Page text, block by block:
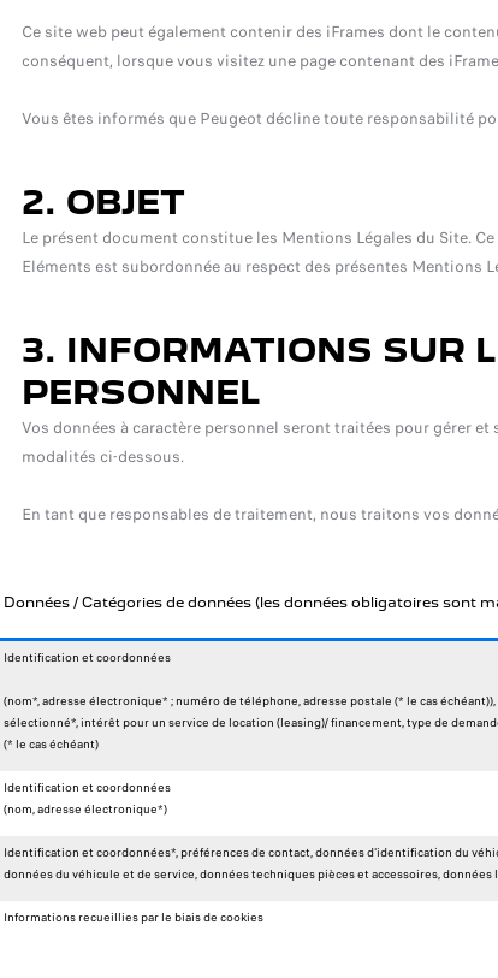
Ce site web peut également contenir des iFrames dont le
conséquent, lorsque vous visitez une page contenant des
Vous êtes informés que Peugeot décline toute responsabilité
2. OBJET
Le présent document constitue les Mentions Légales du Site.
Eléments est subordonnée au respect des présentes Mentions
3. INFORMATIONS SUR
PERSONNEL
Vos données à caractère personnel seront traitées pour gérer
modalités ci-dessous.
En tant que responsables de traitement, nous traitons vos
Données / Catégories de données (les données obligatoires sont
Identification et coordonnées
(nom*, adresse électronique* ; numéro de téléphone, adresse postale (* le cas
sélectionné*, intérêt pour un service de location (leasing)/ financement, type de
(* le cas échéant)
Identification et coordonnées
(nom, adresse électronique*)
Identification et coordonnées*, préférences de contact, données d'identification du
données du véhicule et de service, données techniques pièces et accessoires, données
Informations recueillies par le biais de cookies